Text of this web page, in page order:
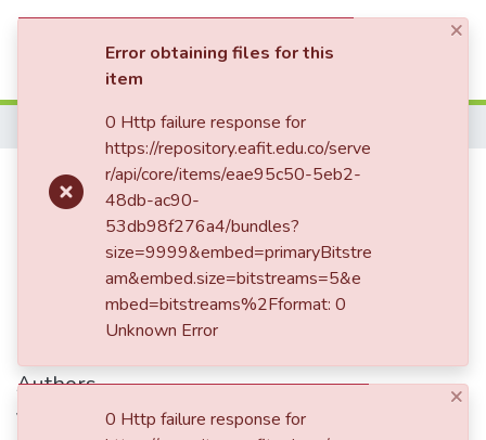
Communities & Collections
All of DSpace
Statistics
La sinfónica de Antioquia entra
en receso por falta del gobierno
Authors
Vega Bustamante, Rafael
×
Error obtaining files for this
item
0 Http failure response for
https://repository.eafit.edu.co/serve
r/api/core/items/eae95c50-5eb2-
48db-ac90-
53db98f276a4/bundles?
size=9999&embed=primaryBitstre
am&embed.size=bitstreams=5&e
mbed=bitstreams%2Fformat: 0
Unknown Error
×
0 Http failure response for